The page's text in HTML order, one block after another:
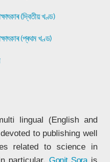
(দ্বিতীয় খণ্ড)
(প্ৰথম খণ্ড)
lingual (English and
to publishing well
related to science in